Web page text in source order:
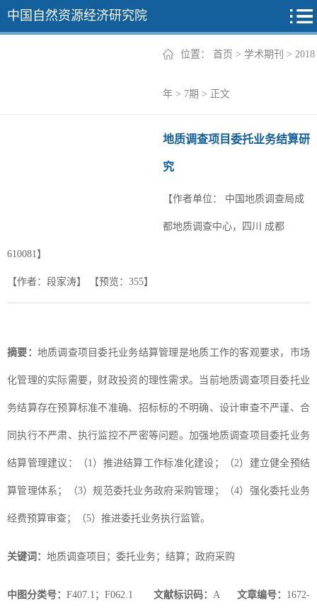
中国自然资源经济研究院
位置： 首页 > 学术期刊 > 2018
年 > 7期 > 正文
地质调查项目委托业务结算研
究
【作者单位： 中国地质调查局成
都地质调查中心，四川 成都
610081】
【作者：段家涛】 【预览： 355】
摘要： 地质调查项目委托业务结算管理是地质工作的客观要求，市场
化管理的实际需要，财政投资的理性需求。当前地质调查项目委托业
务结算存在预算标准不准确、招标标的不明确、设计审查不严谨、合
同执行不严肃、执行监控不严密等问题。加强地质调查项目委托业务
结算管理建议：（1）推进结算工作标准化建设；（2）建立健全预结
算管理体系；（3）规范委托业务政府采购管理；（4）强化委托业务
经费预算审查；（5）推进委托业务执行监管。
关键词： 地质调查项目；委托业务；结算；政府采购
中图分类号：F407.1；F062.1 文献标识码：A 文章编号： 1672-